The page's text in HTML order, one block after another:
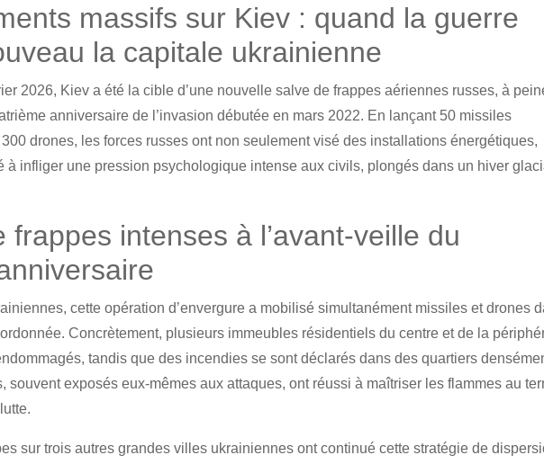
massifs sur Kiev : quand la guerre
la capitale ukrainienne
2026, Kiev a été la cible d’une nouvelle salve de frappes aériennes russes, à
anniversaire de l’invasion débutée en mars 2022. En lançant 50 missiles
drones, les forces russes ont non seulement visé des installations énergétiques,
à infliger une pression psychologique intense aux civils, plongés dans un hiver
frappes intenses à l’avant-veille du
cette opération d’envergure a mobilisé simultanément missiles et drones
Concrètement, plusieurs immeubles résidentiels du centre et de la
tandis que des incendies se sont déclarés dans des quartiers
souvent exposés eux-mêmes aux attaques, ont réussi à maîtriser les flammes au
sur trois autres grandes villes ukrainiennes ont continué cette stratégie de